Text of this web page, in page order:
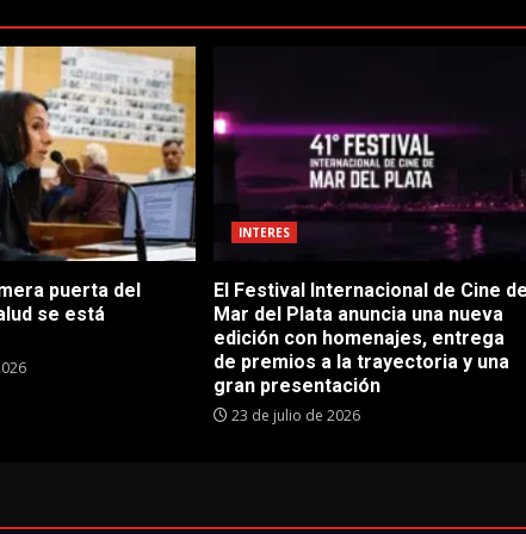
puerta del
se está
INTERES
El Festival Internacional de Cine
Mar del Plata anuncia una nueva
edición con homenajes, entrega
de premios a la trayectoria y una
gran presentación
23 de julio de 2026